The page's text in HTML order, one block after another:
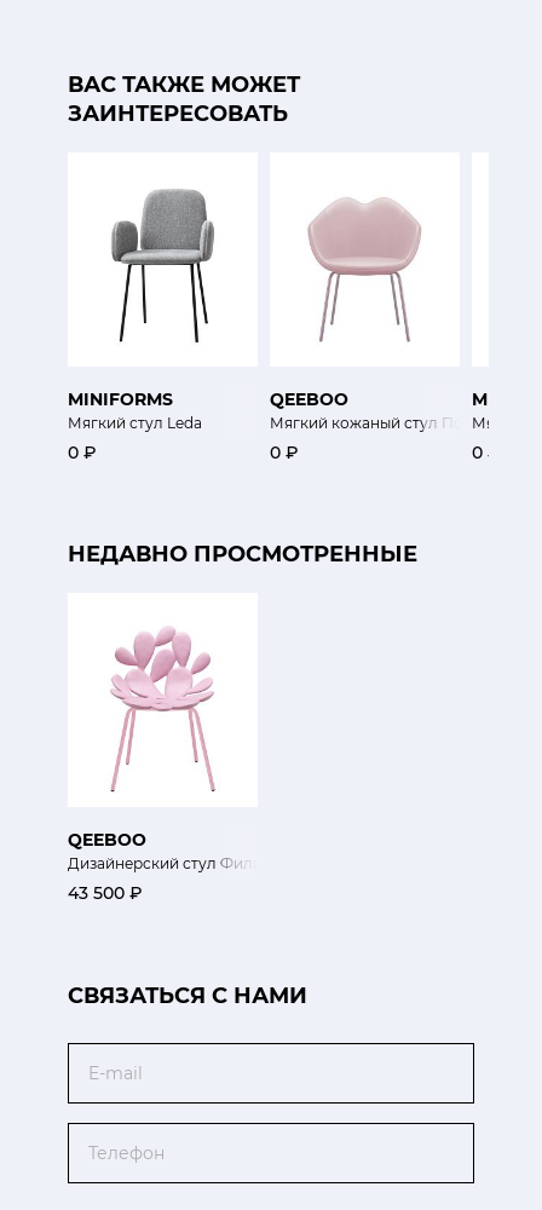
ВАС ТАКЖЕ МОЖЕТ
ЗАИНТЕРЕСОВАТЬ
MINIFORMS
Мягкий стул Leda
0 ₽
QEEBOO
Мягкий кожаный стул Поцелуй
0 ₽
Мягкий
0 ₽
НЕДАВНО ПРОСМОТРЕННЫЕ
QEEBOO
Дизайнерский стул Филикуди Кресло
43 500 ₽
CВЯЗАТЬСЯ С НАМИ